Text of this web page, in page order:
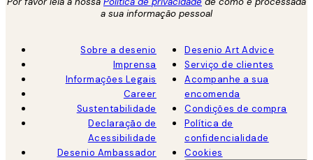
a sua informação pessoal
Sobre a desenio
Imprensa
Informações Legais
Career
Sustentabilidade
Declaração de
Acessibilidade
Desenio Ambassador
Desenio Art Advice
Serviço de clientes
Acompanhe a sua
encomenda
Condições de compra
Política de
confidencialidade
Cookies